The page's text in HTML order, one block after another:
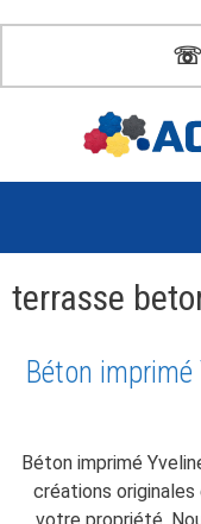
contenu
☏
terrasse
Béton
Béton imprimé
créations originales